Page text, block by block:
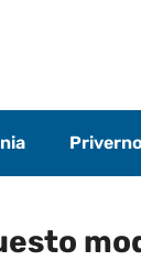
Priverno